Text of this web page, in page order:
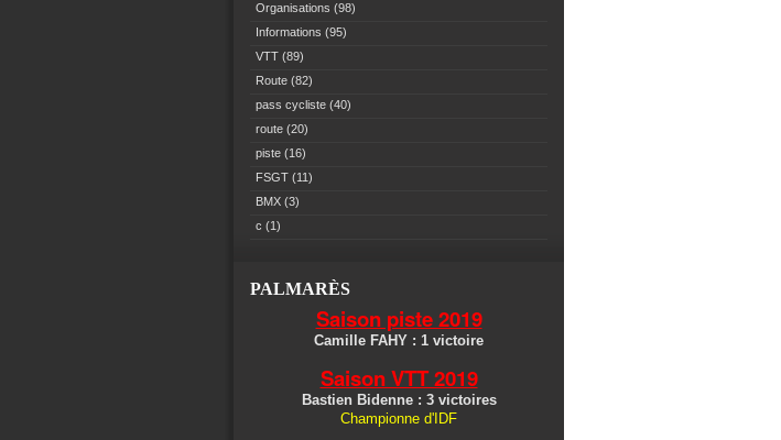
Organisations (98)
Informations (95)
VTT (89)
Route (82)
pass cycliste (40)
route (20)
piste (16)
FSGT (11)
BMX (3)
c (1)
PALMARÈS
Saison piste 2019
Camille FAHY : 1 victoire
Saison VTT 2019
Bastien Bidenne : 3 victoires
Championne d'IDF